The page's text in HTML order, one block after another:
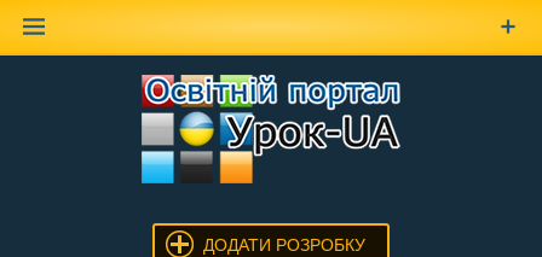
ДОДАТИ РОЗРОБКУ